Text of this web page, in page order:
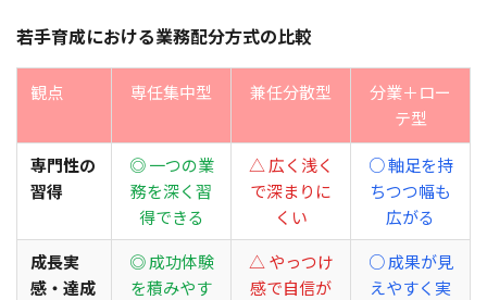
若手育成における業務配分方式の比較
観点 専任集中型 兼任分散型
分業＋ロー
テ型
専門性の
習得
◎ 一つの業
務を深く習
得できる
△ 広く浅く
で深まりに
くい
○ 軸足を持
ちつつ幅も
広がる
成長実
感・達成
◎ 成功体験
を積みやす
△ やっつけ
感で自信が
○ 成果が見
えやすく実